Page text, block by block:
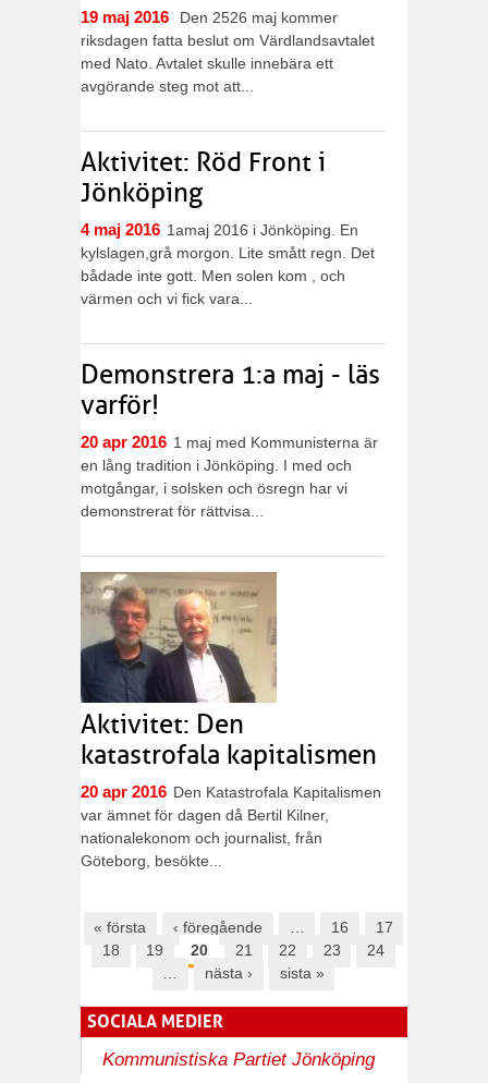
19 maj 2016
Den 25­26 maj kommer
riksdagen fatta beslut om Värdlandsavtalet
med Nato. Avtalet skulle innebära ett
avgörande steg mot att...
Aktivitet: Röd Front i
Jönköping
4 maj 2016 1amaj 2016 i Jönköping. En
kylslagen,grå morgon. Lite smått regn. Det
bådade inte gott. Men solen kom , och
värmen och vi fick vara...
Demonstrera 1:a maj - läs
varför!
20 apr 2016 1 maj med Kommunisterna är
en lång tradition i Jönköping. I med och
motgångar, i solsken och ösregn har vi
demonstrerat för rättvisa...
Aktivitet: Den
katastrofala kapitalismen
20 apr 2016 Den Katastrofala Kapitalismen
var ämnet för dagen då Bertil Kilner,
nationalekonom och journalist, från
Göteborg, besökte...
Sidor
« första ‹ föregående 16
17
18
19 20 21 22 23
24
nästa › sista »
SOCIALA MEDIER
Kommunistiska Partiet Jönköping